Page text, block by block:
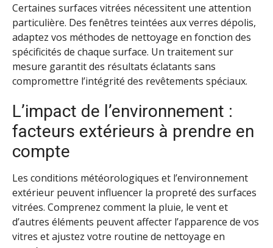
Certaines surfaces vitrées nécessitent une attention
particulière. Des fenêtres teintées aux verres dépolis,
adaptez vos méthodes de nettoyage en fonction des
spécificités de chaque surface. Un traitement sur
mesure garantit des résultats éclatants sans
compromettre l’intégrité des revêtements spéciaux.
L’impact de l’environnement :
facteurs extérieurs à prendre en
compte
Les conditions météorologiques et l’environnement
extérieur peuvent influencer la propreté des surfaces
vitrées. Comprenez comment la pluie, le vent et
d’autres éléments peuvent affecter l’apparence de vos
vitres et ajustez votre routine de nettoyage en